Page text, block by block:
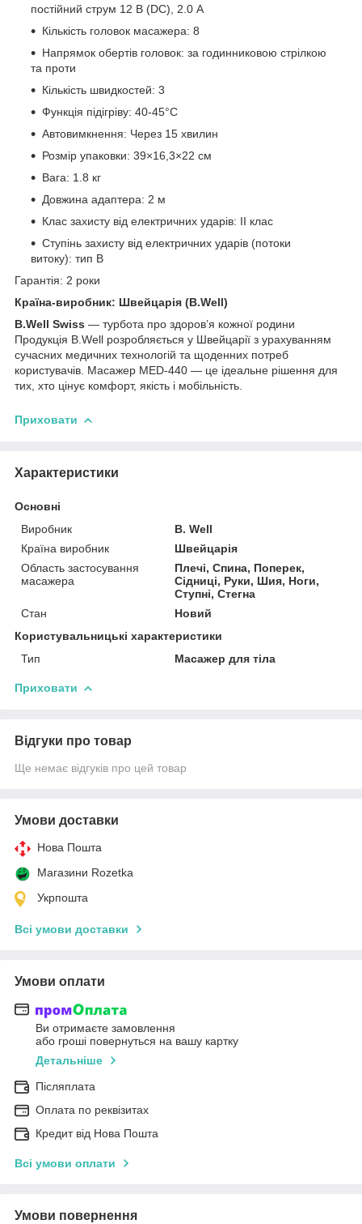
постійний струм 12 В (DC), 2.0 А
Кількість головок масажера: 8
Напрямок обертів головок: за годинниковою стрілкою
та проти
Кількість швидкостей: 3
Функція підігріву: 40-45°C
Автовимкнення: Через 15 хвилин
Розмір упаковки: 39×16,3×22 см
Вага: 1.8 кг
Довжина адаптера: 2 м
Клас захисту від електричних ударів: II клас
Ступінь захисту від електричних ударів (потоки
витоку): тип B
Гарантія: 2 роки
Країна-виробник: Швейцарія (B.Well)
B.Well Swiss — турбота про здоров’я кожної родини
Продукція B.Well розробляється у Швейцарії з урахуванням
сучасних медичних технологій та щоденних потреб
користувачів. Масажер MED-440 — це ідеальне рішення для
тих, хто цінує комфорт, якість і мобільність.
Приховати
Характеристики
Основні
Виробник
B. Well
Країна виробник
Швейцарія
Область застосування
масажера
Плечі, Спина, Поперек,
Сідниці, Руки, Шия, Ноги,
Ступні, Стегна
Стан
Новий
Користувальницькі характеристики
Тип
Масажер для тіла
Приховати
Відгуки про товар
Ще немає відгуків про цей товар
Умови доставки
Нова Пошта
Магазини Rozetka
Укрпошта
Всі умови доставки
Умови оплати
Ви отримаєте замовлення
або гроші повернуться на вашу картку
Детальніше
Післяплата
Оплата по реквізитах
Кредит від Нова Пошта
Всі умови оплати
Умови повернення